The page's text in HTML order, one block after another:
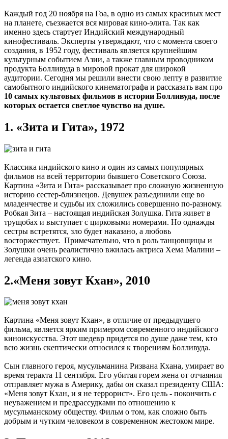
Каждый год 20 ноября на Гоа, в одно из самых красивых мест
на планете, съезжается вся мировая кино-элита. Так как
именно здесь стартует Индийский международный
кинофестиваль. Эксперты утверждают, что с момента своего
создания, в 1952 году, фестиваль является крупнейшим
культурным событием Азии, а также главным проводником
продукта Болливуда в мировой прокат для широкой
аудитории. Сегодня мы решили внести свою лепту в развитие
самобытного индийского кинематографа и рассказать вам про
10 самых культовых фильмов в истории Болливуда, после
которых остается светлое чувство на душе.
1. «Зита и Гита», 1972
Классика индийского кино и один из самых популярных
фильмов на всей территории бывшего Советского Союза.
Картина «Зита и Гита» рассказывает про сложную жизненную
историю сестер-близнецов. Девушек разъединили еще во
младенчестве и судьбы их сложились совершенно по-разному.
Робкая Зита – настоящая индийская Золушка. Гита живет в
трущобах и выступает с цирковыми номерами. Но однажды
сестры встретятся, зло будет наказано, а любовь
восторжествует. Примечательно, что в роль танцовщицы и
Золушки очень реалистично вжилась актриса Хема Малини –
легенда азиатского кино.
2.«Меня зовут Кхан», 2010
Картина «Меня зовут Кхан», в отличие от предыдущего
фильма, является ярким примером современного индийского
киноискусства. Этот шедевр придется по душе даже тем, кто
всю жизнь скептически относился к творениям Болливуда.
Сын главного героя, мусульманина Ризвана Кхана, умирает во
время теракта 11 сентября. Его убитая горем жена от отчаяния
отправляет мужа в Америку, дабы он сказал президенту США:
«Меня зовут Кхан, и я не террорист». Его цель - покончить с
неуважением и предрассудками по отношению к
мусульманскому обществу. Фильм о том, как сложно быть
добрым и чутким человеком в современном жестоком мире.